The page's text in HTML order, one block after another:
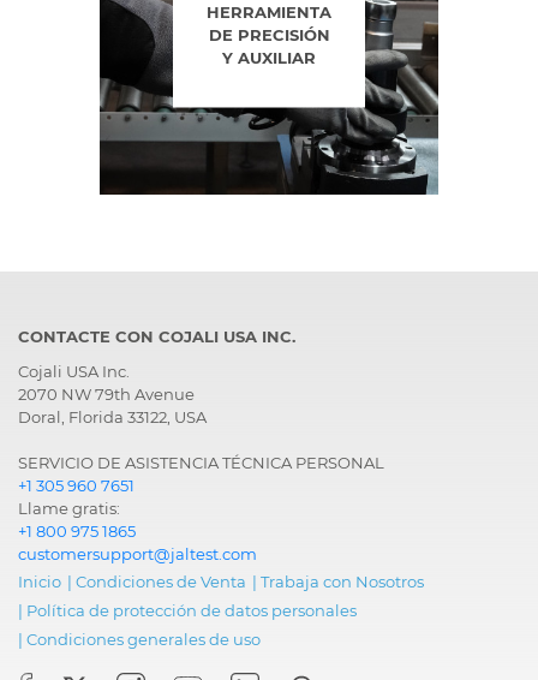
HERRAMIENTA
DE PRECISIÓN
Y AUXILIAR
CONTACTE CON COJALI USA INC.
Cojali USA Inc.
2070 NW 79th Avenue
Doral, Florida 33122, USA
SERVICIO DE ASISTENCIA TÉCNICA PERSONAL
+1 305 960 7651
Llame gratis:
+1 800 975 1865
customersupport@jaltest.com
Inicio | Condiciones de Venta | Trabaja con Nosotros
| Política de protección de datos personales
| Condiciones generales de uso